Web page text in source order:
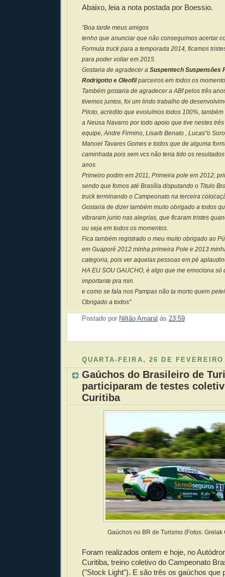
Abaixo, leia a nota postada por Boessio.
"Boa tarde meus amigos
tenho que anunciar que não conseguimos acertar
Formula truck para a temporada 2014, ficamos
para poder voltar em 2015.
Gostaria de agradecer a Suspentech Suspensões
Rodrigotto e Oleofilparceiros em todos os
Também gostaria de agradecer a ABf pelos três
tivemos juntos, foi um lindo trabalho de
Piloto, acredito que evoluímos todos 100%,
a Neusa Navarro por todo apoio que tive nestes
equipe, Andre Firmino, Lisarb Benato , Lucas"o
Manoel Tavares Gomes e todos que de alguma
caminhada pois sem vcs não teria tido os
anos.
Primeiro podim em 2011, Primeira pole em 2012,
sendo que fomos até Brasília disputando o Titulo
truck terminando o Campeonato na terceira
Gostaria de dizer também muito obrigado a todos
vibraram junto nas alegrias, que ficaram tristes
ou seja em todos os momentos.
Fica também registrado o meu muito obrigado ao
em Guaporé 2012 minha primeira Pole e 2013
categoria, pois ver aquelas pessoas em pé
HA EU SOU GAUCHO, é algo que me emociona só
importante pra min.
e como se fala nos Pampas não ta morto quem
Obrigado a todos"
Postado por Niltão Amaral às 23:59
QUARTA-FEIRA, 26 DE
Gaúchos do Brasileiro de
participaram de testes
Curitiba
Gaúchos no BR de Turismo (Fotos: Grelak
Foram realizados ontem e hoje, no
Curitiba, treino coletivo do Campeonato
("Stock Light"). E são três os gaúchos que